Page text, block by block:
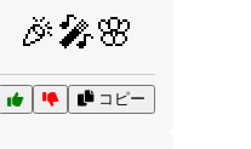
🎉🎤🌸
コピー